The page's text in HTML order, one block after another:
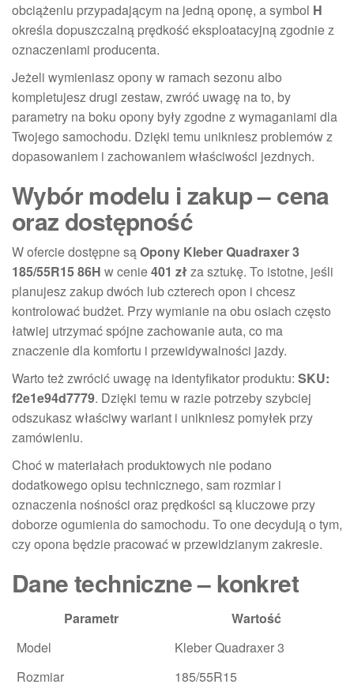
obciążeniu przypadającym na jedną oponę, a symbol H
określa dopuszczalną prędkość eksploatacyjną zgodnie z
oznaczeniami producenta.
Jeżeli wymieniasz opony w ramach sezonu albo
kompletujesz drugi zestaw, zwróć uwagę na to, by
parametry na boku opony były zgodne z wymaganiami dla
Twojego samochodu. Dzięki temu unikniesz problemów z
dopasowaniem i zachowaniem właściwości jezdnych.
Wybór modelu i zakup – cena
oraz dostępność
W ofercie dostępne sąOpony Kleber Quadraxer 3
185/55R15 86H w cenie401 złza sztukę. To istotne, jeśli
planujesz zakup dwóch lub czterech opon i chcesz
kontrolować budżet. Przy wymianie na obu osiach często
łatwiej utrzymać spójne zachowanie auta, co ma
znaczenie dla komfortu i przewidywalności jazdy.
Warto też zwrócić uwagę na identyfikator produktu: SKU:
f2e1e94d7779. Dzięki temu w razie potrzeby szybciej
odszukasz właściwy wariant i unikniesz pomyłek przy
zamówieniu.
Choć w materiałach produktowych nie podano
dodatkowego opisu technicznego, sam rozmiar i
oznaczenia nośności oraz prędkości są kluczowe przy
doborze ogumienia do samochodu. To one decydują o tym,
czy opona będzie pracować w przewidzianym zakresie.
Dane techniczne – konkret
Parametr
Wartość
Model
Kleber Quadraxer 3
Rozmiar
185/55R15